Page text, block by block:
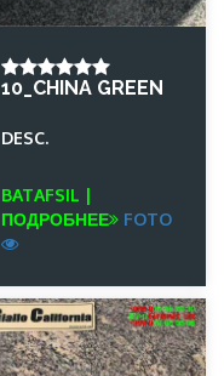
10_CHINA GREEN
DESC.
BATAFSIL |
ПОДРОБНЕЕ
FOTO